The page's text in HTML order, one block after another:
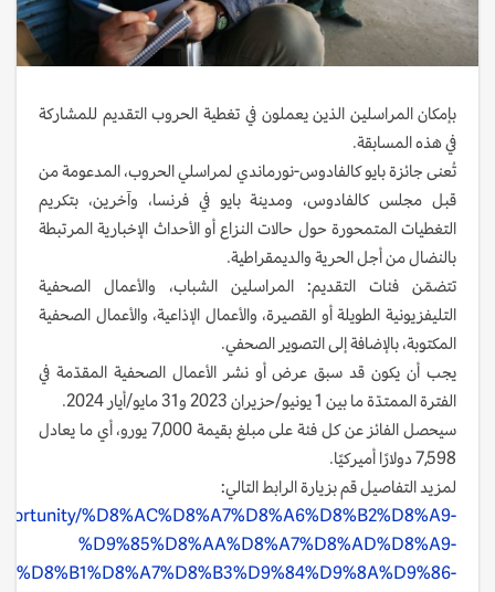
بإمكان المراسلين الذين يعملون في تغطية الحروب التقديم للمشاركة
في هذه المسابقة.
تُعنى جائزة بايو كالفادوس-نورماندي لمراسلي الحروب، المدعومة من
قبل مجلس كالفادوس، ومدينة بايو في فرنسا، وآخرين، بتكريم
التغطيات المتمحورة حول حالات النزاع أو الأحداث الإخبارية المرتبطة
بالنضال من أجل الحرية والديمقراطية.
تتضمّن فئات التقديم: المراسلين الشباب، والأعمال الصحفية
التليفزيونية الطويلة أو القصيرة، والأعمال الإذاعية، والأعمال الصحفية
المكتوبة، بالإضافة إلى التصوير الصحفي.
يجب أن يكون قد سبق عرض أو نشر الأعمال الصحفية المقدّمة في
الفترة الممتدّة ما بين 1 يونيو/حزيران 2023 و31 مايو/أيار 2024.
سيحصل الفائز عن كل فئة على مبلغ بقيمة 7,000 يورو، أي ما يعادل
7,598 دولارًا أميركيًا.
لمزيد التفاصيل قم بزيارة الرابط التالي:
%D8%AC%D8%A7%D8%A6%D8%B2%D8%A9-
%D9%85%D8%AA%D8%A7%D8%AD%D8%A9-